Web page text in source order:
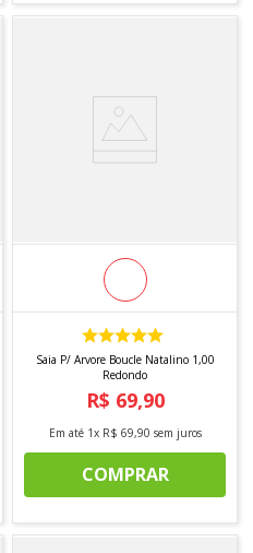
Saia P/ Arvore Boucle Natalino 1,00
Redondo
R$ 69,90
Em até 1x R$ 69,90 sem juros
COMPRAR